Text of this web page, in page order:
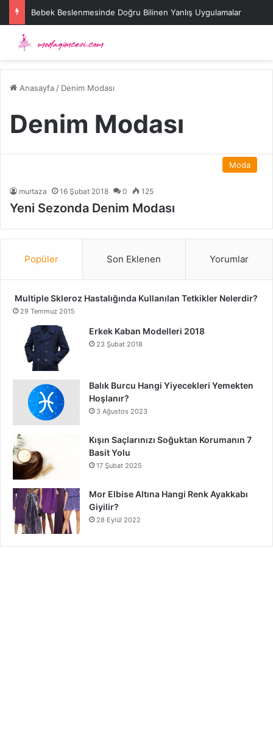
Bebek Beslenmesinde Doğru Bilinen Yanlış Uygulamalar
Anasayfa / Denim Modası
Denim Modası
Moda
murtaza 16 Şubat 2018 0 125
Yeni Sezonda Denim Modası
Popüler Son Eklenen Yorumlar
Multiple Skleroz Hastalığında Kullanılan Tetkikler Nelerdir?
29 Temmuz 2015
Erkek Kaban Modelleri 2018
23 Şubat 2018
Balık Burcu Hangi Yiyecekleri Yemekten
Hoşlanır?
3 Ağustos 2023
Kışın Saçlarınızı Soğuktan Korumanın 7
Basit Yolu
17 Şubat 2025
Mor Elbise Altına Hangi Renk Ayakkabı
Giyilir?
28 Eylül 2022